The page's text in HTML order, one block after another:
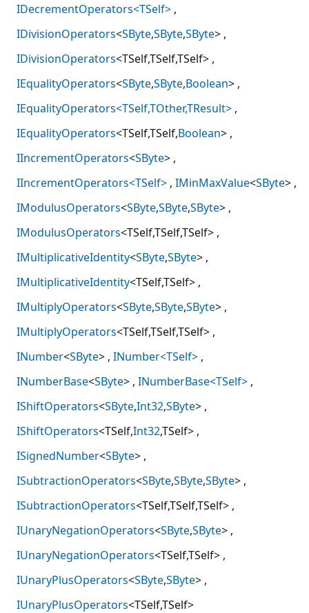
IDecrementOperators<TSelf>
IDivisionOperators<SByte,SByte,SByte>
IDivisionOperators<TSelf,TSelf,TSelf>
IEqualityOperators<SByte,SByte,Boolean>
IEqualityOperators<TSelf,TOther,TResult>
IEqualityOperators<TSelf,TSelf,Boolean>
IIncrementOperators<SByte>
IIncrementOperators<TSelf> IMinMaxValue<SByte>
IModulusOperators<SByte,SByte,SByte>
IModulusOperators<TSelf,TSelf,TSelf>
IMultiplicativeIdentity<SByte,SByte>
IMultiplicativeIdentity<TSelf,TSelf>
IMultiplyOperators<SByte,SByte,SByte>
IMultiplyOperators<TSelf,TSelf,TSelf>
INumber<SByte> INumber<TSelf>
INumberBase<SByte> INumberBase<TSelf>
IShiftOperators<SByte,Int32,SByte>
IShiftOperators<TSelf,Int32,TSelf>
ISignedNumber<SByte>
ISubtractionOperators<SByte,SByte,SByte>
ISubtractionOperators<TSelf,TSelf,TSelf>
IUnaryNegationOperators<SByte,SByte>
IUnaryNegationOperators<TSelf,TSelf>
IUnaryPlusOperators<SByte,SByte>
IUnaryPlusOperators<TSelf,TSelf>